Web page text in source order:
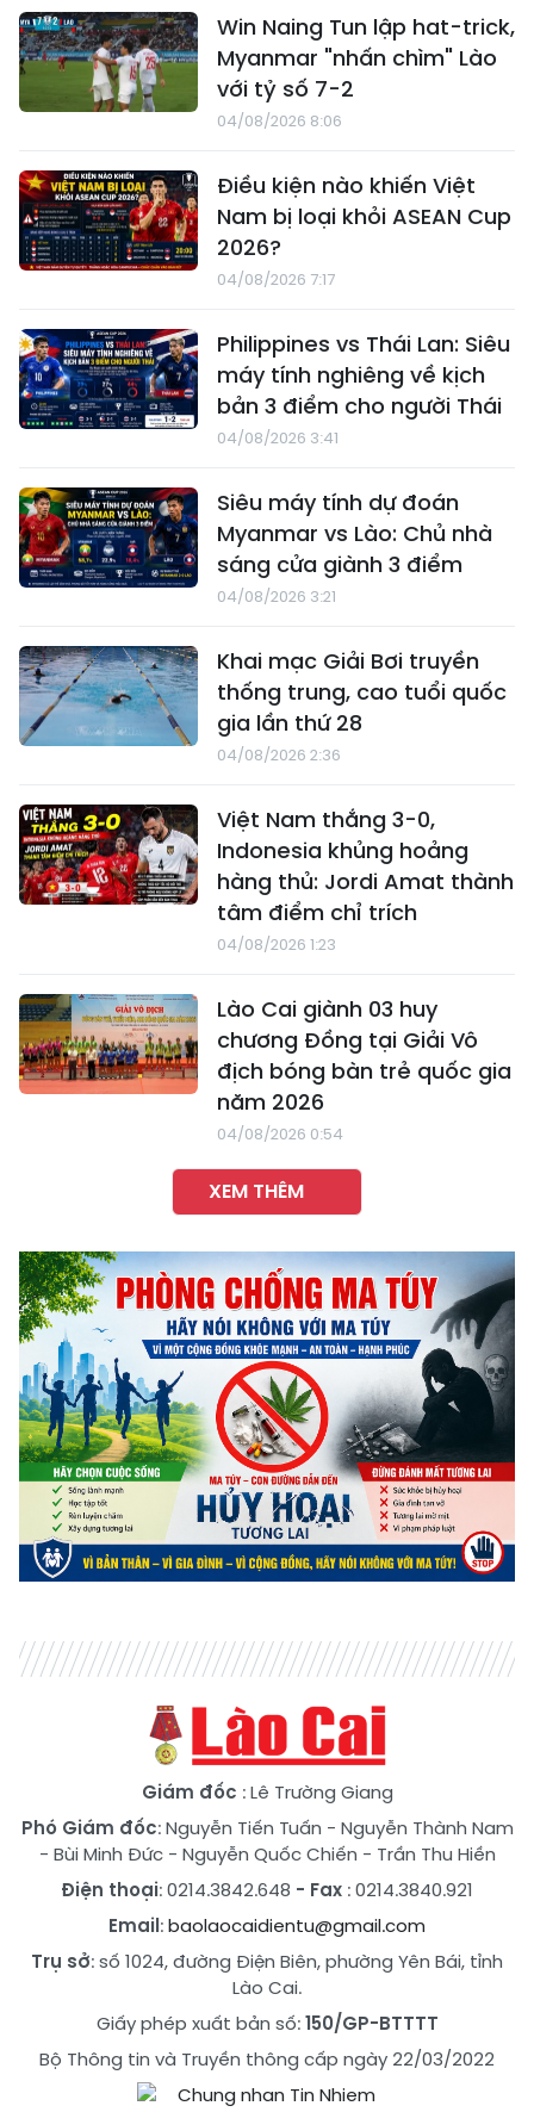
Win Naing Tun lập hat-trick,
Myanmar "nhấn chìm" Lào
với tỷ số 7-2
04/08/2026 8:06
Điều kiện nào khiến Việt
Nam bị loại khỏi ASEAN Cup
2026?
04/08/2026 7:17
Philippines vs Thái Lan: Siêu
máy tính nghiêng về kịch
bản 3 điểm cho người Thái
04/08/2026 3:41
Siêu máy tính dự đoán
Myanmar vs Lào: Chủ nhà
sáng cửa giành 3 điểm
04/08/2026 3:21
Khai mạc Giải Bơi truyền
thống trung, cao tuổi quốc
gia lần thứ 28
04/08/2026 2:36
Việt Nam thắng 3-0,
Indonesia khủng hoảng
hàng thủ: Jordi Amat thành
tâm điểm chỉ trích
04/08/2026 1:23
Lào Cai giành 03 huy
chương Đồng tại Giải Vô
địch bóng bàn trẻ quốc gia
năm 2026
04/08/2026 0:54
XEM THÊM
Giám đốc : Lê Trường Giang
Phó Giám đốc:Nguyễn Tiến Tuấn - Nguyễn Thành Nam
- Bùi Minh Đức- Nguyễn Quốc Chiến - Trần Thu Hiền
Điện thoại: 0214.3842.648 - Fax : 0214.3840.921
Email:baolaocaidientu@gmail.com
Trụ sở: số 1024, đường Điện Biên, phường Yên Bái, tỉnh
Lào Cai.
Giấy phép xuất bản số:150/GP-BTTTT
Bộ Thông tin và Truyền thông cấp ngày 22/03/2022